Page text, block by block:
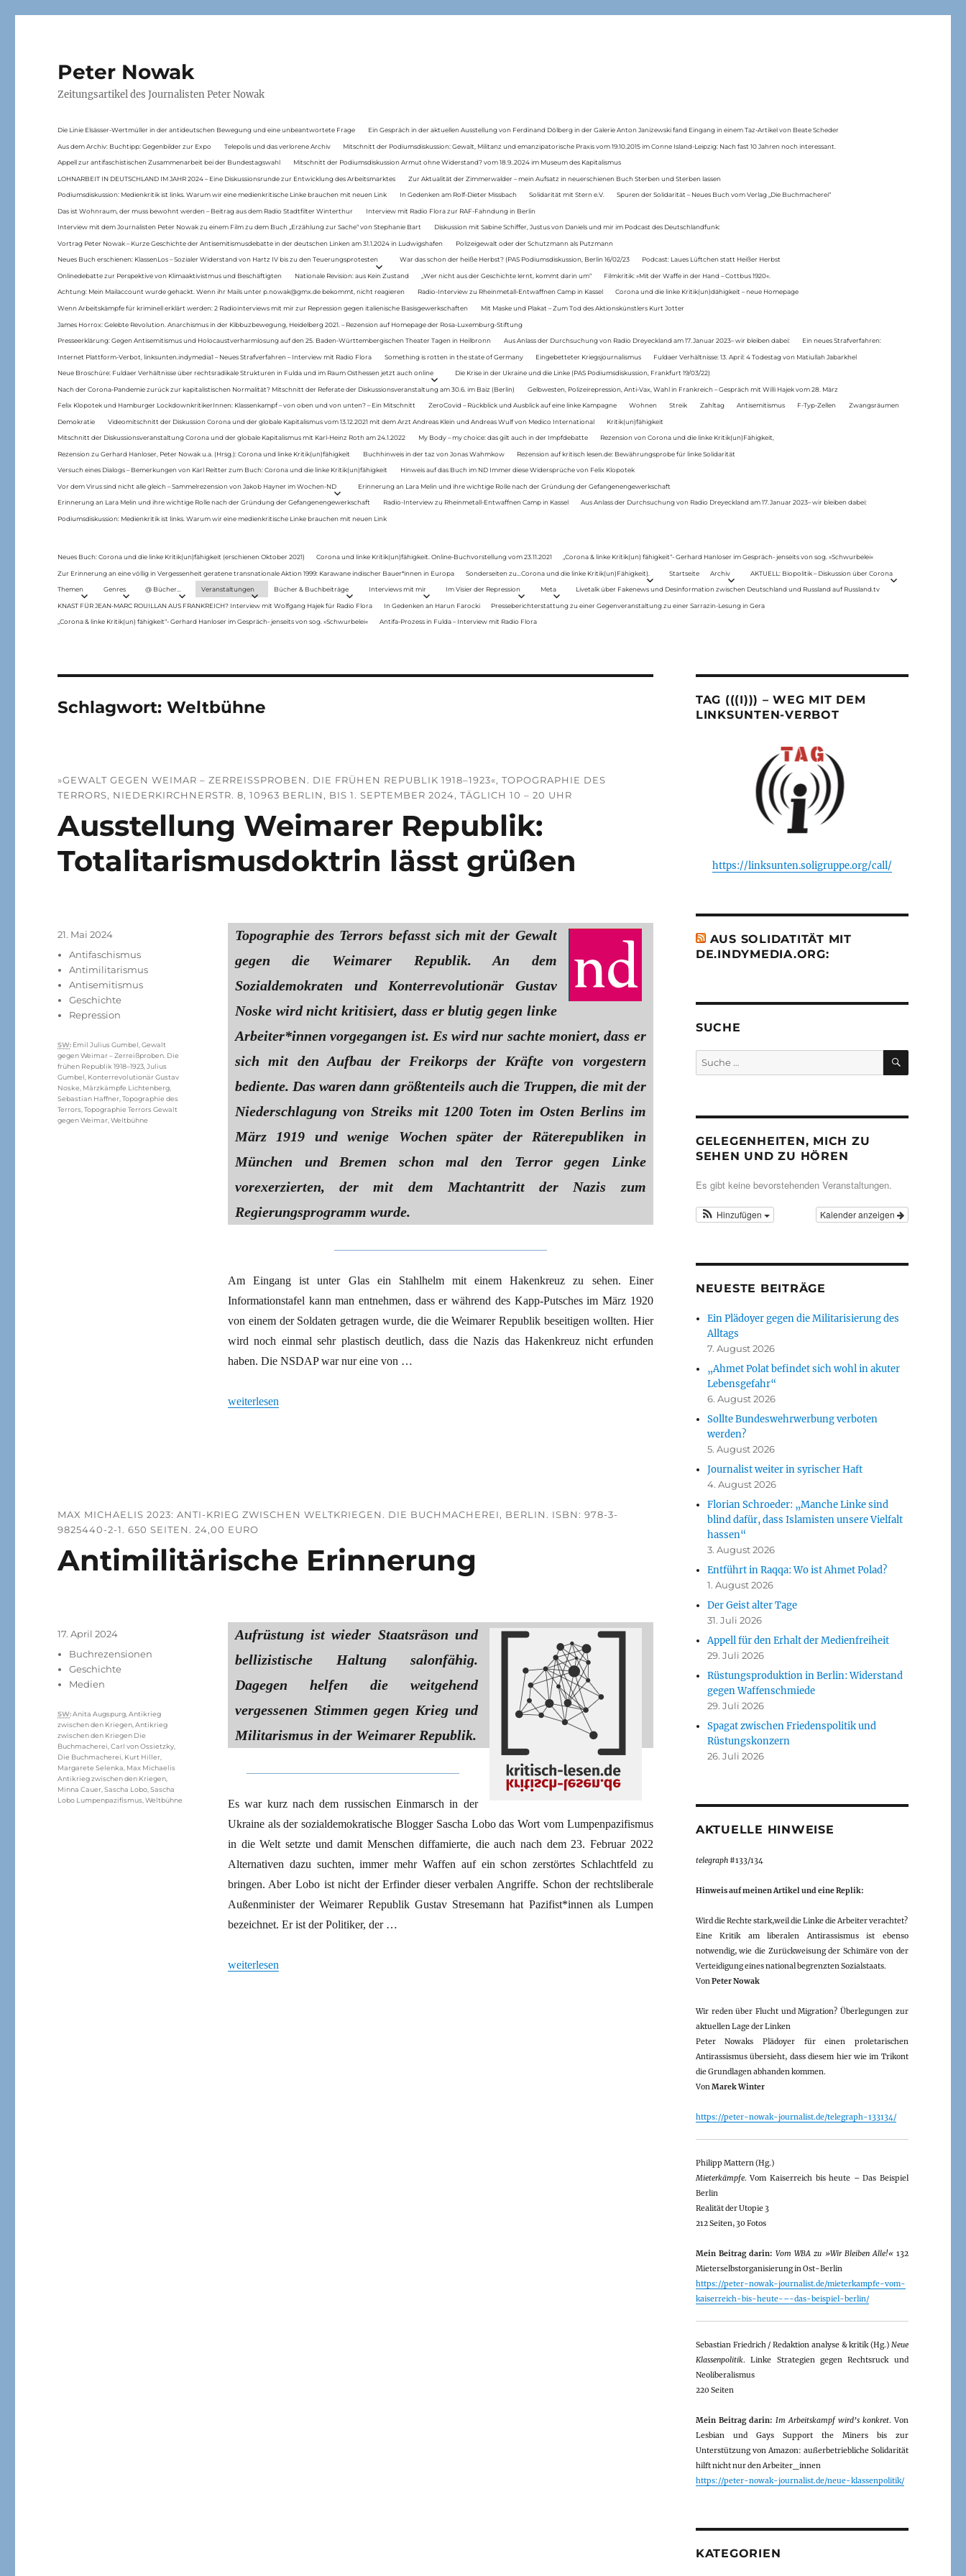
Peter Nowak
Zeitungsartikel des Journalisten Peter Nowak
Die Linie Elsässer-Wertmüller in der antideutschen Bewegung und eine unbeantwortete Frage Ein Gespräch in der aktuellen Ausstellung von Ferdinand Dölberg in der Galerie Anton Janizewski fand Eingang in einem Taz-Artikel von Beate Scheder
Aus dem Archiv: Buchtipp: Gegenbilder zur Expo Telepolis und das verlorene Archiv Mitschnitt der Podiumsdiskussion: Gewalt, Militanz und emanzipatorische Praxis vom 19.10.2015 im Conne Island-Leipzig: Nach fast 10 Jahren noch interessant.
Appell zur antifaschistischen Zusammenarbeit bei der Bundestagswahl Mitschnitt der Podiumsdiskussion Armut ohne Widerstand? vom 18.9..2024 im Museum des Kapitalismus
LOHNARBEIT IN DEUTSCHLAND IM JAHR 2024 – Eine Diskussionsrunde zur Entwicklung des Arbeitsmarktes Zur Aktualität der Zimmerwalder – mein Aufsatz in neuerschienen Buch Sterben und Sterben lassen
Podiumsdiskussion: Medienkritik ist links. Warum wir eine medienkritische Linke brauchen mit neuen Link In Gedenken am Rolf-Dieter Missbach Solidarität mit Stern e.V. Spuren der Solidarität – Neues Buch vom Verlag „Die Buchmacherei“
Das ist Wohnraum, der muss bewohnt werden – Beitrag aus dem Radio Stadtfilter Winterthur Interview mit Radio Flora zur RAF-Fahndung in Berlin
Interview mit dem Journalisten Peter Nowak zu einem Film zu dem Buch „Erzählung zur Sache“ von Stephanie Bart Diskussion mit Sabine Schiffer, Justus von Daniels und mir im Podcast des Deutschlandfunk:
Vortrag Peter Nowak – Kurze Geschichte der Antisemitismusdebatte in der deutschen Linken am 31.1.2024 in Ludwigshafen Polizeigewalt oder der Schutzmann als Putzmann
Neues Buch erschienen: KlassenLos – Sozialer Widerstand von Hartz IV bis zu den Teuerungsprotesten War das schon der heiße Herbst? (PAS Podiumsdiskussion, Berlin 16/02/23 Podcast: Laues Lüftchen statt Heißer Herbst
Onlinedebatte zur Perspektive von Klimaaktivistmus und Beschäftigten Nationale Revision: aus Kein Zustand „Wer nicht aus der Geschichte lernt, kommt darin um“ Filmkritik: »Mit der Waffe in der Hand – Cottbus 1920«.
Achtung: Mein Mailaccount wurde gehackt. Wenn ihr Mails unter p.nowak@gmx.de bekommt, nicht reagieren Radio-Interview zu Rheinmetall-Entwaffnen Camp in Kassel Corona und die linke Kritik(un)dähigkeit – neue Homepage
Wenn Arbeitskämpfe für kriminell erklärt werden: 2 Radiointerviews mit mir zur Repression gegen italienische Basisgewerkschaften Mit Maske und Plakat – Zum Tod des Aktionskünstlers Kurt Jotter
James Horrox: Gelebte Revolution. Anarchismus in der Kibbuzbewegung, Heidelberg 2021. – Rezension auf Homepage der Rosa-Luxemburg-Stiftung
Presseerklärung: Gegen Antisemitismus und Holocaustverharmlosung auf den 25. Baden-Württembergischen Theater Tagen in Heilbronn Aus Anlass der Durchsuchung von Radio Dreyeckland am 17.Januar 2023– wir bleiben dabei: Ein neues Strafverfahren:
Internet Plattform-Verbot, linksunten.indymedia1 – Neues Strafverfahren – Interview mit Radio Flora Something is rotten in the state of Germany Eingebetteter Kriegsjournalismus Fuldaer Verhältnisse: 13. April: 4 Todestag von Matiul­lah Jabarkhel
Neue Broschüre: Fuldaer Verhältnisse über rechtsradikale Strukturen in Fulda und im Raum Osthessen jetzt auch online Die Krise in der Ukraine und die Linke (PAS Podiumsdiskussion, Frankfurt 19/03/22)
Nach der Corona-Pandemie zurück zur kapitalistischen Normalität? Mitschnitt der Referate der Diskussionsveranstaltung am 30.6. im Baiz (Berlin) Gelbwesten, Polizeirepression, Anti-Vax, Wahl in Frankreich – Gespräch mit Willi Hajek vom 28. März
Felix Klopotek und Hamburger LockdownkritikerInnen: Klassenkampf – von oben und von unten? – Ein Mitschnitt ZeroCovid – Rückblick und Ausblick auf eine linke Kampagne Wohnen Streik Zahltag Antisemitismus F-Typ-Zellen Zwangsräumen
Demokratie Videomitschnitt der Diskussion Corona und der globale Kapitalismus vom 13.12.2021 mit dem Arzt Andreas Klein und Andreas Wulf von Medico International Kritik(un)fähigkeit
Mitschnitt der Diskussionsveranstaltung Corona und der globale Kapitalismus mit Karl-Heinz Roth am 24.1.2022 My Body – my choice: das gilt auch in der Impfdebatte Rezension von Corona und die linke Kritik(un)Fähigkeit,
Rezension zu Gerhard Hanloser, Peter Nowak u.a. (Hrsg.): Corona und linke Kritik(un)fähigkeit Buchhinweis in der taz von Jonas Wahmkow Rezension auf kritisch lesen.de: Bewährungsprobe für linke Solidarität
Versuch eines Dialogs – Bemerkungen von Karl Reitter zum Buch: Corona und die linke Kritik(un)fähigkeit Hinweis auf das Buch im ND Immer diese Widersprüche von Felix Klopotek
Vor dem Virus sind nicht alle gleich – Sammelrezension von Jakob Hayner im Wochen-ND Erinnerung an Lara Melin und ihre wichtige Rolle nach der Gründung der Gefangenengewerkschaft
Erinnerung an Lara Melin und ihre wichtige Rolle nach der Gründung der Gefangenengewerkschaft Radio-Interview zu Rheinmetall-Entwaffnen Camp in Kassel Aus Anlass der Durchsuchung von Radio Dreyeckland am 17.Januar 2023– wir bleiben dabei:
Podiumsdiskussion: Medienkritik ist links. Warum wir eine medienkritische Linke brauchen mit neuen Link
Neues Buch: Corona und die linke Kritik(un)fähigkeit (erschienen Oktober 2021) Corona und linke Kritik(un)fähigkeit. Online-Buchvorstellung vom 23.11.2021 „Corona & linke Kritik(un) fähigkeit“- Gerhard Hanloser im Gespräch- jenseits von sog. »Schwurbelei«
Zur Erinnerung an eine völlig in Vergessenheit geratene transnationale Aktion 1999: Karawane indischer Bauer*innen in Europa Sonderseiten zu…Corona und die linke Kritik(un)Fähigkeit). Startseite Archiv AKTUELL: Biopolitik – Diskussion über Corona
Themen Genres @ Bücher… Veranstaltungen Bücher & Buchbeiträge Interviews mit mir Im Visier der Repression Meta Livetalk über Fakenews und Desinformation zwischen Deutschland und Russland auf Russland.tv
KNAST FÜR JEAN-MARC ROUILLAN AUS FRANKREICH? Interview mit Wolfgang Hajek für Radio Flora In Gedenken an Harun Farocki Presseberichterstattung zu einer Gegenveranstaltung zu einer Sarrazin-Lesung in Gera
„Corona & linke Kritik(un) fähigkeit“- Gerhard Hanloser im Gespräch- jenseits von sog. »Schwurbelei« Antifa-Prozess in Fulda – Interview mit Radio Flora
Schlagwort:Weltbühne
»GEWALT GEGEN WEIMAR – ZERREISSPROBEN. DIE FRÜHEN REPUBLIK 1918–1923«, TOPOGRAPHIE DES T
ERRORS, NIEDERKIRCHNERSTR. 8, 10963 BERLIN, BIS 1. SEPTEMBER 2024, TÄGLICH 10 – 20 UHR
Ausstellung Weimarer Republik:
Totalitarismusdoktrin lässt grüßen
Topographie des Terrors befasst sich mit der Gewalt
gegen die Weimarer Republik. An dem
Sozialdemokraten und Konterrevolutionär Gustav
Noske wird nicht kritisiert, dass er blutig gegen linke
Arbeiter*innen vorgegangen ist. Es wird nur sachte moniert, dass er
sich mit den Aufbau der Freikorps der Kräfte von vorgestern
bediente. Das waren dann größtenteils auch die Truppen, die mit der
Niederschlagung von Streiks mit 1200 Toten im Osten Berlins im
März 1919 und wenige Wochen später der Räterepubliken in
München und Bremen schon mal den Terror gegen Linke
vorexerzierten, der mit dem Machtantritt der Nazis zum
Regierungsprogramm wurde.
Am Eingang ist unter Glas ein Stahlhelm mit einem Hakenkreuz zu sehen. Einer
Informationstafel kann man entnehmen, dass er während des Kapp-Putsches im März 1920
von einem der Soldaten getragen wurde, die die Weimarer Republik beseitigen wollten. Hier
wird noch einmal sehr plastisch deutlich, dass die Nazis das Hakenkreuz nicht erfunden
haben. Die NSDAP war nur eine von …
„Ausstellung Weimarer Republik: Totalitarismusdoktrin lässt grüßen“
weiterlesen
Veröffentlicht
21. Mai 2024
Kategorien
Antifaschismus
Antimilitarismus
Antisemitismus
Geschichte
Repression
Schlagwörter
SW: Emil Julius Gumbel ,Gewalt
gegen Weimar – Zerreißproben. Die
frühen Republik 1918–1923 ,Julius
Gumbel Konterrevolutionär Gustav
Noske Märzkämpfe Lichtenberg
Sebastian Haffner ,Topographie des
Terrors ,Topographie Terrors Gewalt
gegen Weimar ,Weltbühne
MAX MICHAELIS 2023: ANTI-KRIEG ZWISCHEN WELTKRIEGEN. DIE BUCHMACHEREI, BERLIN. ISBN: 978-3-
9825440-2-1. 650 SEITEN. 24,00 EURO
Antimilitärische Erinnerung
Aufrüstung ist wieder Staatsräson und
bellizistische Haltung salonfähig.
Dagegen helfen die weitgehend
vergessenen Stimmen gegen Krieg und
Militarismus in der Weimarer Republik.
Es war kurz nach dem russischen Einmarsch in der
Ukraine als der sozialdemokratische Blogger Sascha Lobo das Wort vom Lumpenpazifismus
in die Welt setzte und damit Menschen diffamierte, die auch nach dem 23. Februar 2022
Alternativen dazu suchten, immer mehr Waffen auf ein schon zerstörtes Schlachtfeld zu
bringen. Aber Lobo ist nicht der Erfinder dieser verbalen Angriffe. Schon der rechtsliberale
Außenminister der Weimarer Republik Gustav Stresemann hat Pazifist*innen als Lumpen
bezeichnet. Er ist der Politiker, der …
„Antimilitärische Erinnerung“
weiterlesen
Veröffentlicht
17. April 2024
Kategorien
Buchrezensionen
Geschichte
Medien
Schlagwörter
SW:Anita Augspurg ,Antikrieg
zwischen den Kriegen ,Antikrieg
zwischen den Kriegen Die
Buchmacherei ,Carl von Ossietzky
Die Buchmacherei Kurt Hiller
Margarete Selenka Max Michaelis
Antikrieg zwischen den Kriegen
Minna Cauer ,Sascha Lobo ,Sascha
Lobo Lumpenpazifismus ,Weltbühne
TAG (((I))) – WEG MIT DEM
LINKSUNTEN-VERBOT
https://linksunten.soligruppe.org/call/
AUS SOLIDATITÄT MIT
DE.INDYMEDIA.ORG:
SUCHE
Suche
nach:
SUCHEN
GELEGENHEITEN, MICH ZU
SEHEN UND ZU HÖREN
Es gibt keine bevorstehenden Veranstaltungen.
Kalender anzeigen
Hinzufügen
NEUESTE BEITRÄGE
Ein Plädoyer gegen die Militarisierung des
Alltags
7. August 2026
„Ahmet Polat befindet sich wohl in akuter
Lebensgefahr“
6. August 2026
Sollte Bundeswehrwerbung verboten
werden?
5. August 2026
Journalist weiter in syrischer Haft
4. August 2026
Florian Schroeder: „Manche Linke sind
blind dafür, dass Islamisten unsere Vielfalt
hassen“
3. August 2026
Entführt in Raqqa: Wo ist Ahmet Polad?
1. August 2026
Der Geist alter Tage
31. Juli 2026
Appell für den Erhalt der Medienfreiheit
29. Juli 2026
Rüstungsproduktion in Berlin: Widerstand
gegen Waffenschmiede
29. Juli 2026
Spagat zwischen Friedenspolitik und
Rüstungskonzern
26. Juli 2026
AKTUELLE HINWEISE
telegraph#133/134
Hinweis auf meinen Artikel und eine Replik:
Wird die Rechte stark,weil die Linke die Arbeiter verachtet?
Eine Kritik am liberalen Antirassismus ist ebenso
notwendig, wie die Zurückweisung der Schimäre von der
Verteidigung eines national begrenzten Sozialstaats.
VonPeter Nowak
Wir reden über Flucht und Migration? Überlegungen zur
aktuellen Lage der Linken
Peter Nowaks Plädoyer für einen proletarischen
Antirassismus übersieht, dass diesem hier wie im Trikont
die Grundlagen abhanden kommen.
VonMarek Winter
https://peter-nowak-journalist.de/telegraph-133134/
Philipp Mattern (Hg.)
Mieterkämpfe. Vom Kaiserreich bis heute – Das Beispiel
Berlin
Realität der Utopie 3
212 Seiten, 30 Fotos
Mein Beitrag darin: Vom WBA zu »Wir Bleiben Alle!«132
Mieterselbstorganisierung in Ost-Berlin
https://peter-nowak-journalist.de/mieterkampfe-vom-
kaiserreich-bis-heute-–-das-beispiel-berlin/
Sebastian Friedrich / Redaktion analyse & kritik (Hg.) Neue
Klassenpolitik. Linke Strategien gegen Rechtsruck und
Neoliberalismus
220 Seiten
Mein Beitrag darin: Im Arbeitskampf wird’s konkret. Von
Lesbian und Gays Support the Miners bis zur
Unterstützung von Amazon: außerbetriebliche Solidarität
hilft nicht nur den Arbeiter_innen
https://peter-nowak-journalist.de/neue-klassenpolitik/
KATEGORIEN